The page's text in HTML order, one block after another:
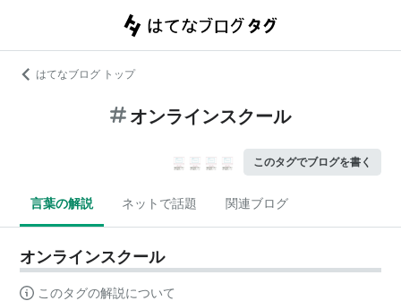
はてなブログ トップ
オンラインスクール
このタグでブログを書く
言葉の解説 ネットで話題 関連ブログ
オンラインスクール
このタグの解説について